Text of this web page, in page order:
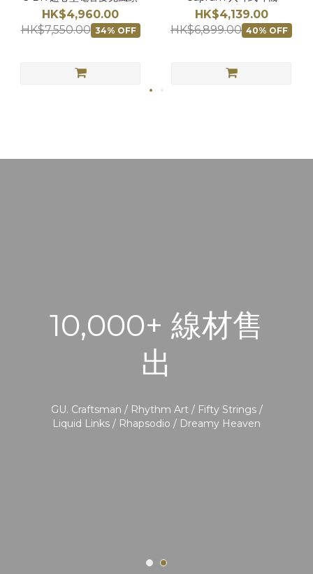
HK$4,960.00
HK$7,550.00 34% OFF
HK$4,139.00
HK$6,899.00 40% OFF
10,000+ 線材售
出
GU. Craftsman / Rhythm Art / Fifty Strings /
Liquid Links / Rhapsodio / Dreamy Heaven